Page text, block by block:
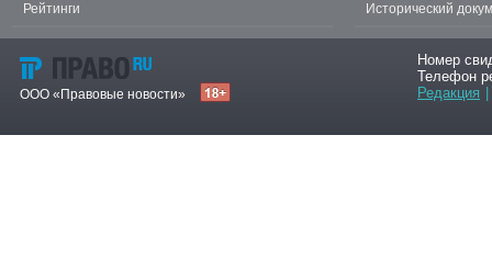
Рейтинги Исторический
ООО «Правовые новости»
Номер
Телефон
Редакция